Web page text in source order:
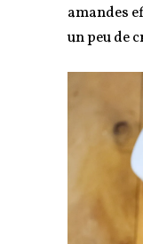
amandes
un peu de